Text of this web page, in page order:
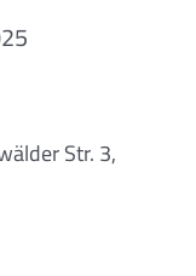
Str. 3,